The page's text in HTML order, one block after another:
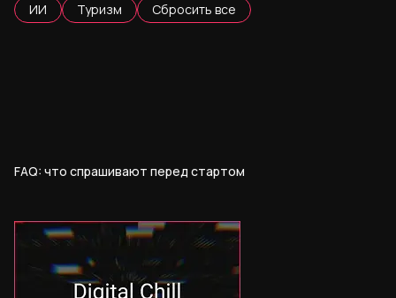
ИИ
Туризм Сбросить все
FAQ: что спрашивают перед стартом